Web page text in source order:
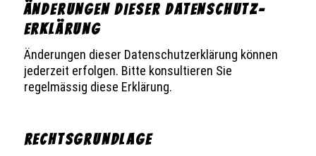
ÄNDERUNGEN DIESER DATENSCHUTZ­
ERKLÄRUNG
Änderungen dieser Datenschutzerklärung können
jederzeit erfolgen. Bitte konsultieren Sie
regelmässig diese Erklärung.
RECHTSGRUNDLAGE